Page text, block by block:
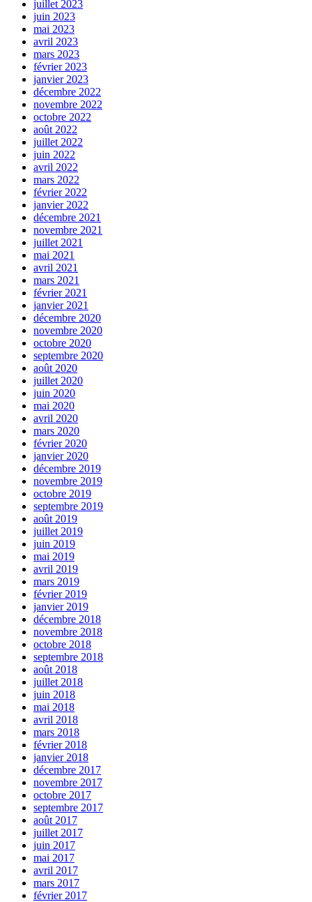
juillet 2023
juin 2023
mai 2023
avril 2023
mars 2023
février 2023
janvier 2023
décembre 2022
novembre 2022
octobre 2022
août 2022
juillet 2022
juin 2022
avril 2022
mars 2022
février 2022
janvier 2022
décembre 2021
novembre 2021
juillet 2021
mai 2021
avril 2021
mars 2021
février 2021
janvier 2021
décembre 2020
novembre 2020
octobre 2020
septembre 2020
août 2020
juillet 2020
juin 2020
mai 2020
avril 2020
mars 2020
février 2020
janvier 2020
décembre 2019
novembre 2019
octobre 2019
septembre 2019
août 2019
juillet 2019
juin 2019
mai 2019
avril 2019
mars 2019
février 2019
janvier 2019
décembre 2018
novembre 2018
octobre 2018
septembre 2018
août 2018
juillet 2018
juin 2018
mai 2018
avril 2018
mars 2018
février 2018
janvier 2018
décembre 2017
novembre 2017
octobre 2017
septembre 2017
août 2017
juillet 2017
juin 2017
mai 2017
avril 2017
mars 2017
février 2017